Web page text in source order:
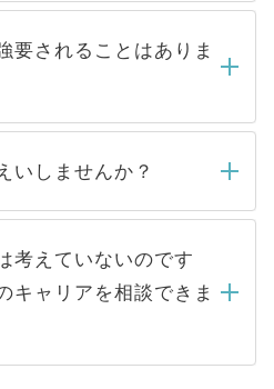
日以内にはご連絡をせて
、しばらくお待ちくださ
で取り扱っている求人の
サイトからご覧いただ
人」です。非公開求人は
て、一般には公開してい
るため 人気のある医療機
うと、応募が殺到する場
める条件に合った人材の
に依頼するケースが増え
要されることはありま
することは一切ありませ
募先から内定をいただい
はありません。内定先へ
ャリアパートナーが行い
いしませんか？
することはありませんの
い。当サイトからの登録
登録者様の個人情報は、
アップおよび転職活動の
いたします。お預かりし
人データはご本人の許可
考えていないのです
キャリアを相談できま